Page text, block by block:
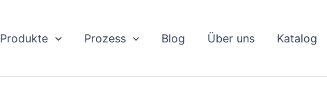
Produkte Prozess Blog Über uns Katalog